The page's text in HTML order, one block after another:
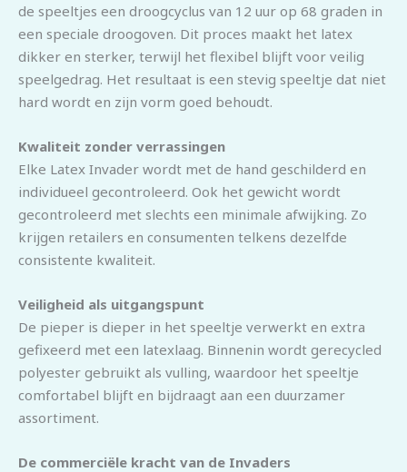
de speeltjes een droogcyclus van 12 uur op 68 graden in
een speciale droogoven. Dit proces maakt het latex
dikker en sterker, terwijl het flexibel blijft voor veilig
speelgedrag. Het resultaat is een stevig speeltje dat niet
hard wordt en zijn vorm goed behoudt.
Kwaliteit zonder verrassingen
Elke Latex Invader wordt met de hand geschilderd en
individueel gecontroleerd. Ook het gewicht wordt
gecontroleerd met slechts een minimale afwijking. Zo
krijgen retailers en consumenten telkens dezelfde
consistente kwaliteit.
Veiligheid als uitgangspunt
De pieper is dieper in het speeltje verwerkt en extra
gefixeerd met een latexlaag. Binnenin wordt gerecycled
polyester gebruikt als vulling, waardoor het speeltje
comfortabel blijft en bijdraagt aan een duurzamer
assortiment.
De commerciële kracht van de Invaders